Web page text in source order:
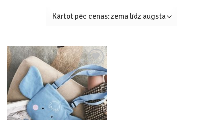
Add to
wishlist